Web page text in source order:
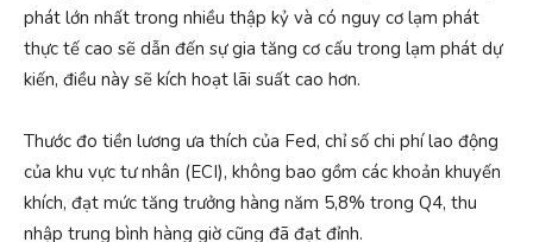
phát lớn nhất trong nhiều thập kỷ và có nguy cơ lạm phát
thực tế cao sẽ dẫn đến sự gia tăng cơ cấu trong lạm phát dự
kiến, điều này sẽ kích hoạt lãi suất cao hơn.
Thước đo tiền lương ưa thích của Fed, chỉ số chi phí lao động
của khu vực tư nhân (ECI), không bao gồm các khoản khuyến
khích, đạt mức tăng trưởng hàng năm 5,8% trong Q4, thu
nhập trung bình hàng giờ cũng đã đạt đỉnh.